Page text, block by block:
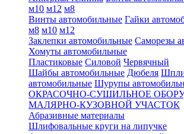
м10 м12 м8
Винты автомобильные Гайки
м8 м10 м12
Заклепки автомобильные Саморезы
Хомуты автомобильные
Пластиковые Силовой Червячный
Шайбы автомобильные Дюбеля
автомобильные Шурупы
ОКРАСОЧНО-СУШИЛЬНОЕ
МАЛЯРНО-КУЗОВНОЙ УЧАСТОК
Абразивные материалы
Шлифовальные круги на липучке